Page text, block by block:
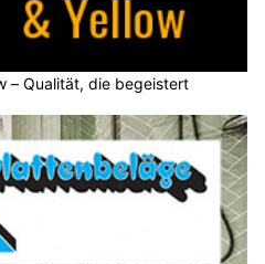
– Qualität, die begeistert